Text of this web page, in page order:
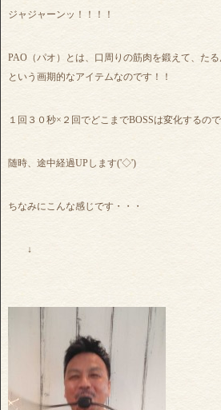
ジャジャーンッ！！！！
PAO（パオ）とは、口周りの筋肉を鍛えて、た
という画期的なアイテムなのです！！
１回３０秒×２回でどこまでBOSSは変化するの
随時、途中経過UPします('◇')ゞ
ちなみにこんな感じです・・・
↓